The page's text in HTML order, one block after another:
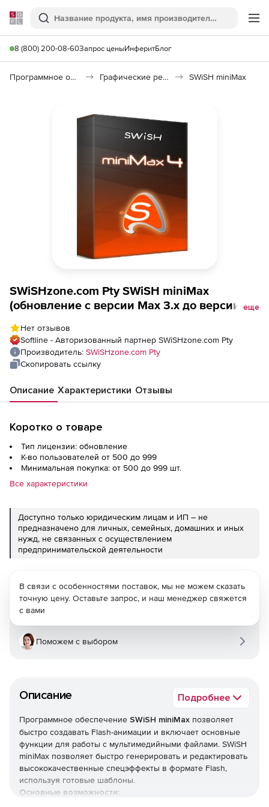
Softline
Поиск
8 (800) 200-08-60Запрос ценыИнферитБлог
Программное обеспечение для графики и дизайна Графические редакторы SWiSH miniMax
SWiSHzone.com Pty SWiSH miniMax
(обновление с версии Max 3.x до версии
учреждений), Количество пользователей
еще
Нет отзывов
Softline - Авторизованный партнер SWiSHzone.com Pty
Производитель: SWiSHzone.com Pty
Скопировать ссылку
Описание Характеристики Отзывы
Коротко о товаре
Тип лицензии: обновление
К-во пользователей от 500 до 999
Минимальная покупка: от 500 до 999 шт.
Все характеристики
Доступно только юридическим лицам и ИП – не
предназначено для личных, семейных, домашних и иных
нужд, не связанных с осуществлением
предпринимательской деятельности
Описание Подробнее
Программное обеспечение SWiSH miniMax позволяет
быстро создавать Flash-анимации и включает основные
функции для работы с мультимедийными файлами. SWiSH
miniMax позволяет быстро генерировать и редактировать
высококачественные спецэффекты в формате Flash,
используя готовые шаблоны.
Основные возможности:
В связи с особенностями поставок, мы не можем сказать
точную цену. Оставьте запрос, и наш менеджер свяжется
с вами
Поможем с выбором